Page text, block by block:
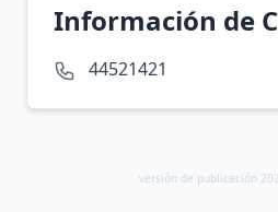
Información de
44521421
versión de publicación